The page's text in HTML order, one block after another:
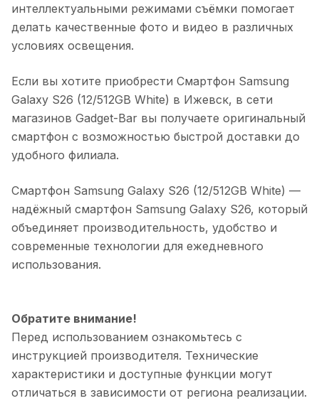
интеллектуальными режимами съёмки помогает
делать качественные фото и видео в различных
условиях освещения.
Если вы хотите приобрести Смартфон Samsung
Galaxy S26 (12/512GB White) в Ижевск, в сети
магазинов Gadget-Bar вы получаете оригинальный
смартфон с возможностью быстрой доставки до
удобного филиала.
Смартфон Samsung Galaxy S26 (12/512GB White) —
надёжный смартфон Samsung Galaxy S26, который
объединяет производительность, удобство и
современные технологии для ежедневного
использования.
Обратите внимание!
Перед использованием ознакомьтесь с
инструкцией производителя. Технические
характеристики и доступные функции могут
отличаться в зависимости от региона реализации.